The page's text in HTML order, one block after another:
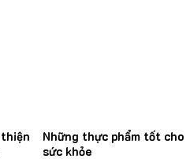
Những thực phẩm tốt cho
sức khỏe